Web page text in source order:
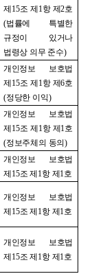
제 15조 제 1항 제2호
(법률에 특별한
규정이 있거나
법령상 의무 준수)
개인정보 보호법
제 15조 제 1항 제6호
(정당한 이익)
개인정보 보호법
제 15조 제 1항 제 1호
(정보주체의 동의)
개인정보 보호법
제 15조 제 1항 제 1호
개인정보 보호법
제 15조 제 1항 제 1호
개인정보 보호법
제 15조 제 1항 제 1호